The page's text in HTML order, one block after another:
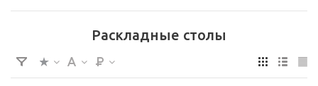
Раскладные столы